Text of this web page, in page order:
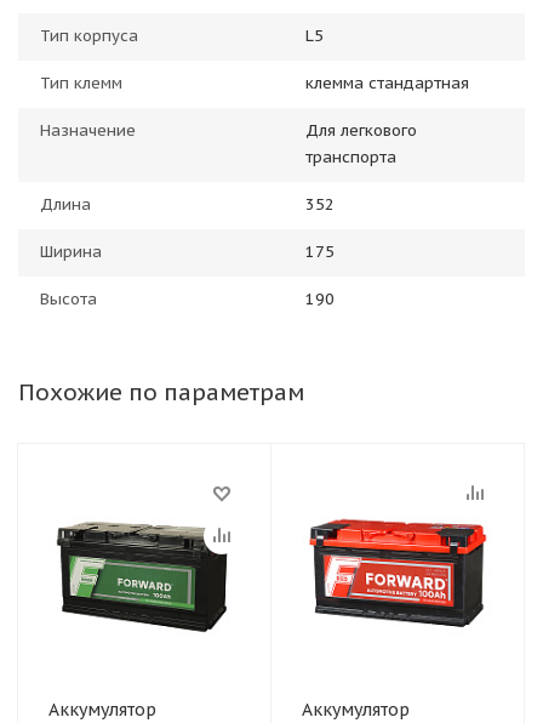
Тип корпуса L5
Тип клемм клемма стандартная
Назначение
Для легкового
транспорта
Длина 352
Ширина 175
Высота 190
Похожие по параметрам
Аккумулятор
Аккумулятор